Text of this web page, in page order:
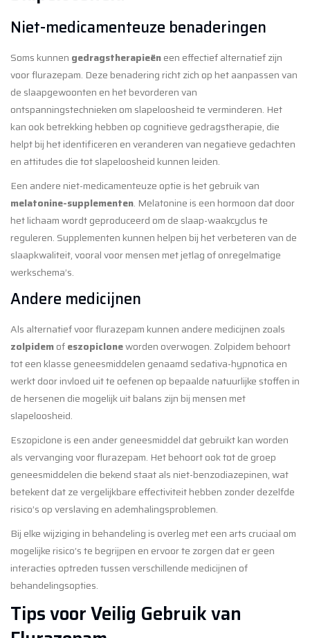
Niet-medicamenteuze benaderingen
Soms kunnen gedragstherapieëneen effectief alternatief zijn
voor flurazepam. Deze benadering richt zich op het aanpassen van
de slaapgewoonten en het bevorderen van
ontspanningstechnieken om slapeloosheid te verminderen. Het
kan ook betrekking hebben op cognitieve gedragstherapie, die
helpt bij het identificeren en veranderen van negatieve gedachten
en attitudes die tot slapeloosheid kunnen leiden.
Een andere niet-medicamenteuze optie is het gebruik van
melatonine-supplementen. Melatonine is een hormoon dat door
het lichaam wordt geproduceerd om de slaap-waakcyclus te
reguleren. Supplementen kunnen helpen bij het verbeteren van de
slaapkwaliteit, vooral voor mensen met jetlag of onregelmatige
werkschema’s.
Andere medicijnen
Als alternatief voor flurazepam kunnen andere medicijnen zoals
zolpidemofeszopicloneworden overwogen. Zolpidem behoort
tot een klasse geneesmiddelen genaamd sedativa-hypnotica en
werkt door invloed uit te oefenen op bepaalde natuurlijke stoffen in
de hersenen die mogelijk uit balans zijn bij mensen met
slapeloosheid.
Eszopiclone is een ander geneesmiddel dat gebruikt kan worden
als vervanging voor flurazepam. Het behoort ook tot de groep
geneesmiddelen die bekend staat als niet-benzodiazepinen, wat
betekent dat ze vergelijkbare effectiviteit hebben zonder dezelfde
risico’s op verslaving en ademhalingsproblemen.
Bij elke wijziging in behandeling is overleg met een arts cruciaal om
mogelijke risico’s te begrijpen en ervoor te zorgen dat er geen
interacties optreden tussen verschillende medicijnen of
behandelingsopties.
Tips voor Veilig Gebruik van